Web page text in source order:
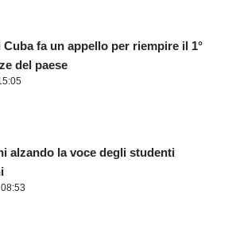
fa un appello per riempire il 1°
del paese
alzando la voce degli studenti
08:53